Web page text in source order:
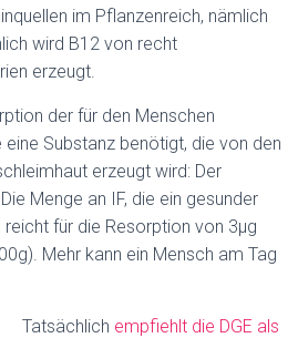
im Pflanzenreich, nämlich
wird B12 von recht
erzeugt.
der für den Menschen
Substanz benötigt, die von den
erzeugt wird: Der
Menge an IF, die ein gesunder
für die Resorption von 3µg
Mehr kann ein Mensch am Tag
Tatsächlich empfiehlt die DGE als